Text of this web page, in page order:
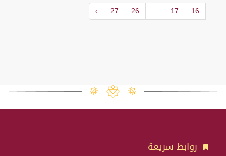
16
17
...
26
27
›
روابط سريعة